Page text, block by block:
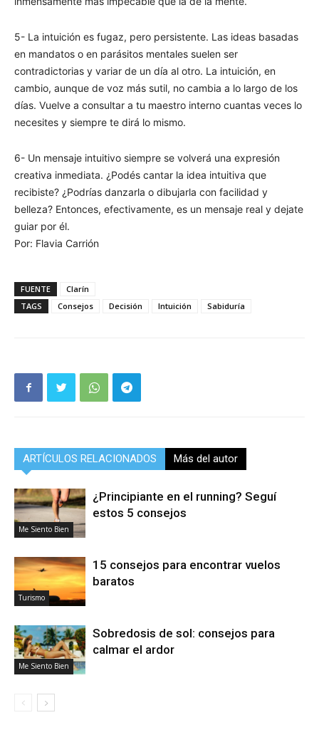
5- La intuición es fugaz, pero persistente. Las ideas basadas
en mandatos o en parásitos mentales suelen ser
contradictorias y variar de un día al otro. La intuición, en
cambio, aunque de voz más sutil, no cambia a lo largo de los
días. Vuelve a consultar a tu maestro interno cuantas veces lo
necesites y siempre te dirá lo mismo.
6- Un mensaje intuitivo siempre se volverá una expresión
creativa inmediata. ¿Podés cantar la idea intuitiva que
recibiste? ¿Podrías danzarla o dibujarla con facilidad y
belleza? Entonces, efectivamente, es un mensaje real y dejate
guiar por él.
Por: Flavia Carrión
FUENTE
Clarín
TAGS
Consejos Decisión Intuición Sabiduría
ARTÍCULOS RELACIONADOS Más del autor
Me Siento Bien
¿Principiante en el running? Seguí
estos 5 consejos
Turismo
15 consejos para encontrar vuelos
baratos
Me Siento Bien
Sobredosis de sol: consejos para
calmar el ardor